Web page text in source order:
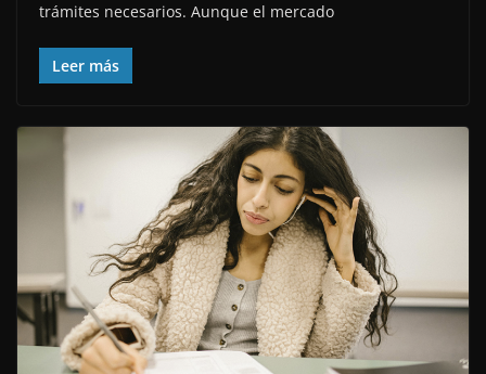
trámites necesarios. Aunque el mercado
Leer más